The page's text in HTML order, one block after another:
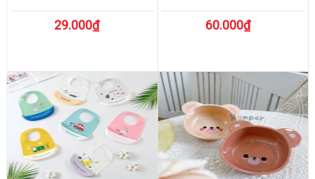
29.000₫ 60.000₫